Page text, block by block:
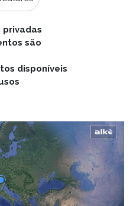
privadas
são
disponíveis